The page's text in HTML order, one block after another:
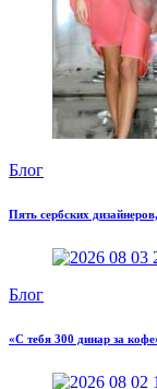
Блог
Пять сербских
Блог
«С тебя 300 динар за